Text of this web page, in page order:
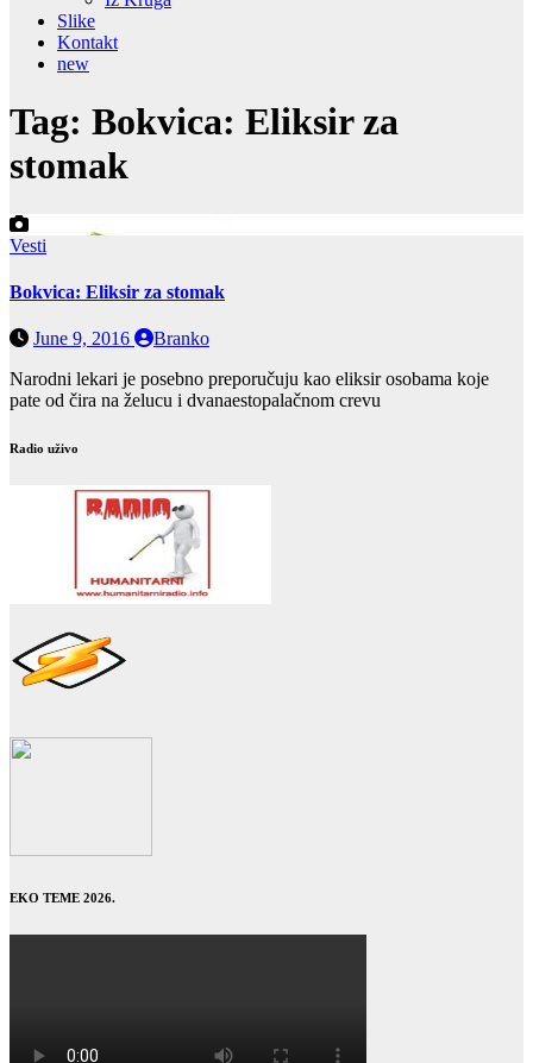
Slike
Kontakt
new
Tag: Bokvica: Eliksir za
stomak
Vesti
Bokvica: Eliksir za stomak
June 9, 2016
Branko
Narodni lekari je posebno preporučuju kao eliksir osobama koje
pate od čira na želucu i dvanaestopalačnom crevu
Radio uživo
EKO TEME 2026.